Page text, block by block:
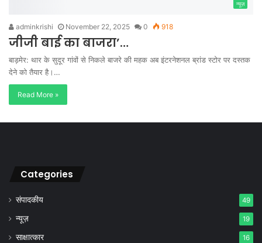
न्यूज़
adminkrishi November 22, 2025 0 918
जीजी बाई का बाजरा’…
बाड़मेर: थार के सुदूर गांवों से निकले बाजरे की महक अब इंटरनेशनल ब्रांड स्टोर पर दस्तक
देने को तैयार है।…
Read More »
Categories
संपादकीय 49
न्यूज़ 19
साक्षात्कार 16